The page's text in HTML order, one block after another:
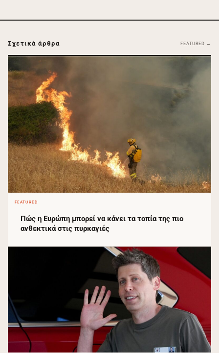
Σχετικά άρθρα FEATURED →
FEATURED
Πώς η Ευρώπη μπορεί να κάνει τα τοπία της πιο
ανθεκτικά στις πυρκαγιές